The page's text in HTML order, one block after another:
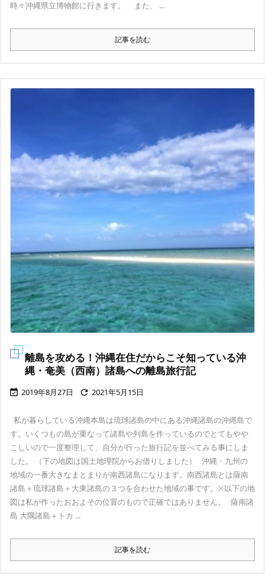
時々沖縄県立博物館に行きます。 また、 ...
記事を読む
離島を攻める！沖縄在住だからこそ知っている沖
縄・奄美（西南）諸島への離島旅行記
 2019年8月27日  2021年5月15日
私が暮らしている沖縄本島は琉球諸島の中にある沖縄諸島の沖縄島で
す。いくつもの島が重なって諸島や列島を作っているのでとてもやや
こしいので一度整理して、自分が行った旅行記を並べてみる事にしま
した。 （下の地図は国土地理院からお借りしました） 沖縄・九州の
地域の一番大きなまとまりが南西諸島になります。南西諸島とは薩南
諸島＋琉球諸島＋大東諸島の３つを合わせた地域の事です。※以下の地
図は私が作ったおおよその位置のもので正確ではありません。 薩南諸
島 大隅諸島＋トカ ...
記事を読む